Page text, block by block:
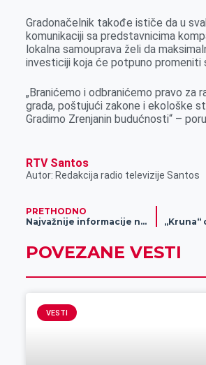
Gradonačelnik takođe ističe da u
komunikaciji sa predstavnicima
lokalna samouprava želi da
investiciji koja će potpuno promeniti
„Branićemo i odbranićemo pravo za
grada, poštujući zakone i ekološke
Gradimo Zrenjanin budućnosti“ –
RTV Santos
Autor: Redakcija radio televizije Santos
PRETHODNO
Najvažnije informacije na jednom mestu: Sve je spremno za EXIT 2023!
POVEZANE VESTI
VESTI